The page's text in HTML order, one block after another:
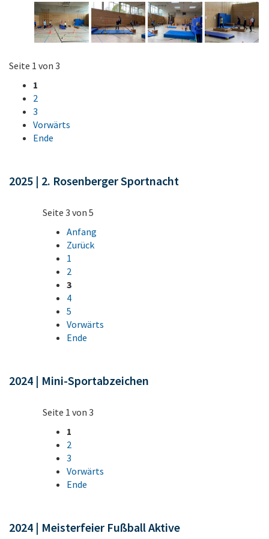
Seite 1 von 3
1
2
3
Vorwärts
Ende
2025 | 2. Rosenberger Sportnacht
Seite 3 von 5
Anfang
Zurück
1
2
3
4
5
Vorwärts
Ende
2024 | Mini-Sportabzeichen
Seite 1 von 3
1
2
3
Vorwärts
Ende
2024 | Meisterfeier Fußball Aktive